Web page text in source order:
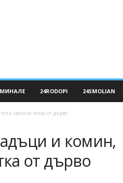
24RODOPI 24SMOLIAN
свалиха котка от дърво
и комин,
от дърво